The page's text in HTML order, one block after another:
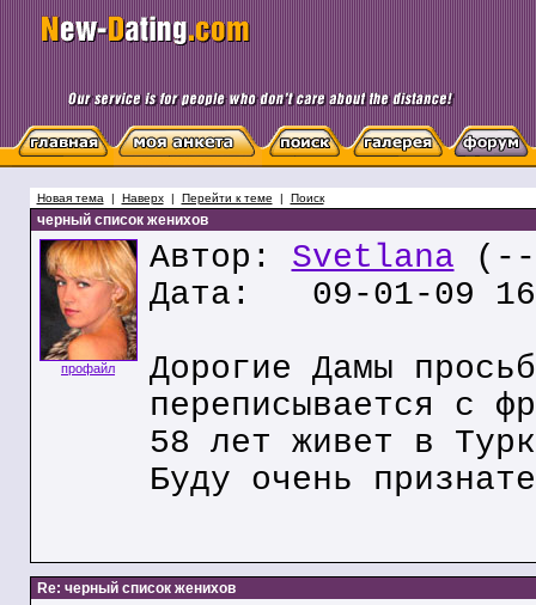
Новая тема | Наверх| Перейти к теме | Поиск
черный список женихов
профайл
Автор: Svetlana
Дата: 09-01-09
Дорогие Дамы
переписывается с
58 лет живет в
Буду очень
Re: черный список женихов